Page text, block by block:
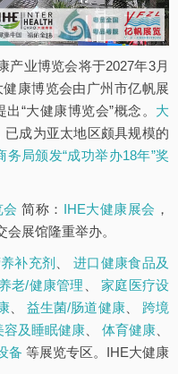
产业博览会将于2027年3月
康博览会由广州市亿帆展
“大健康博览会”概念。 大
已成为亚太地区颇具规模的
务局颁发“成功举办18年”奖
会 简称： IHE大健康展会 ，
展馆隆重举办。
补充剂 、进口健康食品及
老/健康管理 、家庭医疗设
、 益生菌/肠道健康、 跨境
容及睡眠健康 体育健康
备 等展览专区。IHE大健康